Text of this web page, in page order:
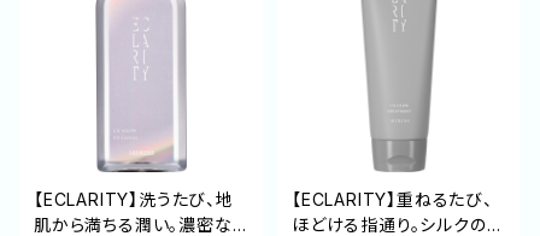
【ECLARITY】洗うたび、地
肌から満ちる潤い。濃密な
【ECLARITY】重ねるたび、
ほどける指通り。シルクのよ